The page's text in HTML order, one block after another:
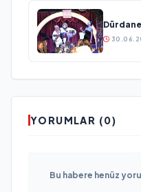
Dürdane
YORUMLAR (0)
Bu habere henüz